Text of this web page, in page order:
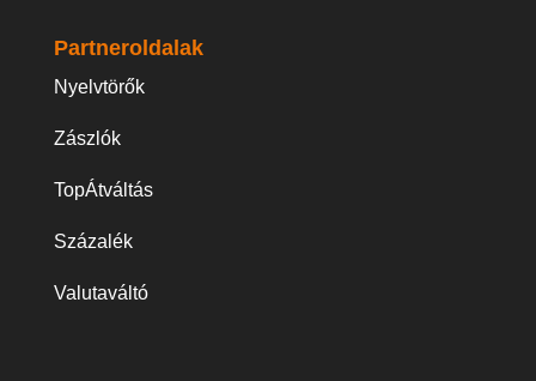
Partneroldalak
Nyelvtörők
Zászlók
TopÁtváltás
Százalék
Valutaváltó